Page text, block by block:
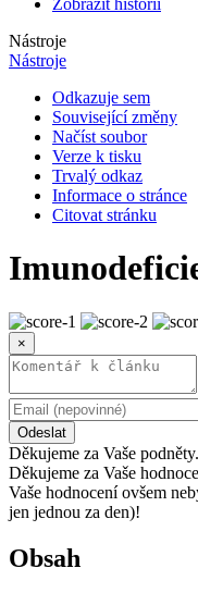
Nástroje
Nástroje
Odkazuje sem
Související změny
Načíst soubor
Verze k tisku
Trvalý odkaz
Informace o stránce
Citovat stránku
×
Odeslat
Děkujeme za Vaše podněty.
Děkujeme za Vaše
Vaše hodnocení ovšem
jen jednou za den)!
Obsah